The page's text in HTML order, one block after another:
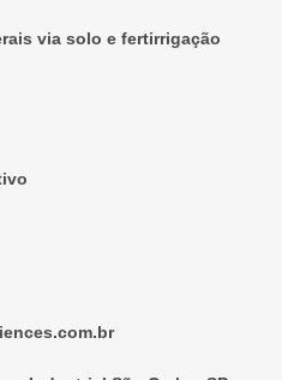
via solo e fertirrigação